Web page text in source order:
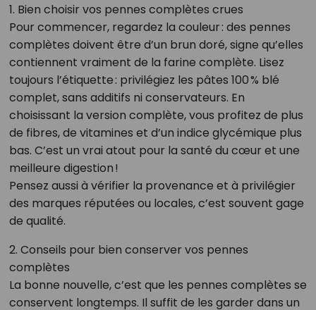
1. Bien choisir vos pennes complètes crues
Pour commencer, regardez la couleur : des pennes
complètes doivent être d’un brun doré, signe qu’elles
contiennent vraiment de la farine complète. Lisez
toujours l’étiquette : privilégiez les pâtes 100 % blé
complet, sans additifs ni conservateurs. En
choisissant la version complète, vous profitez de plus
de fibres, de vitamines et d’un indice glycémique plus
bas. C’est un vrai atout pour la santé du cœur et une
meilleure digestion !
Pensez aussi à vérifier la provenance et à privilégier
des marques réputées ou locales, c’est souvent gage
de qualité.
2. Conseils pour bien conserver vos pennes
complètes
La bonne nouvelle, c’est que les pennes complètes se
conservent longtemps. Il suffit de les garder dans un